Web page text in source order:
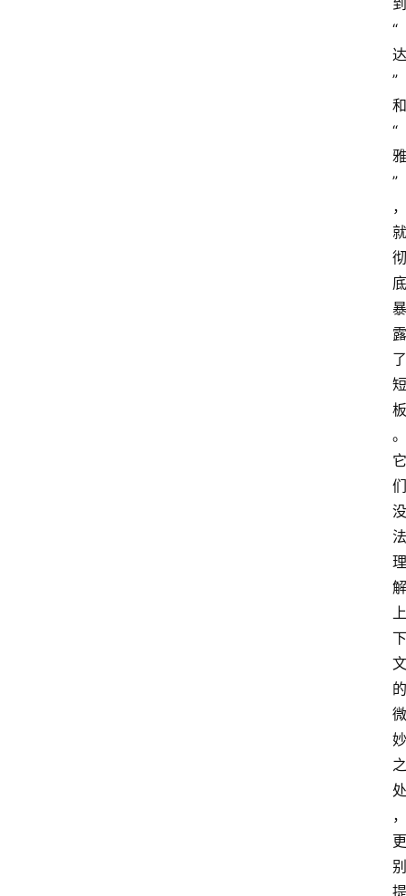
到
“
达
”
和
“
雅
”
，
就
彻
底
暴
露
了
短
板
。
它
们
没
法
理
解
上
下
文
的
微
妙
之
处
，
更
别
提